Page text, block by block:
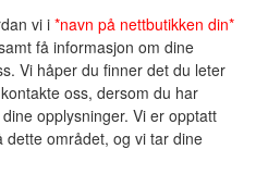
vi i*navn på nettbutikken din*
få informasjon om dine
Vi håper du finner det du leter
oss, dersom du har
opplysninger. Vi er opptatt
området, og vi tar dine